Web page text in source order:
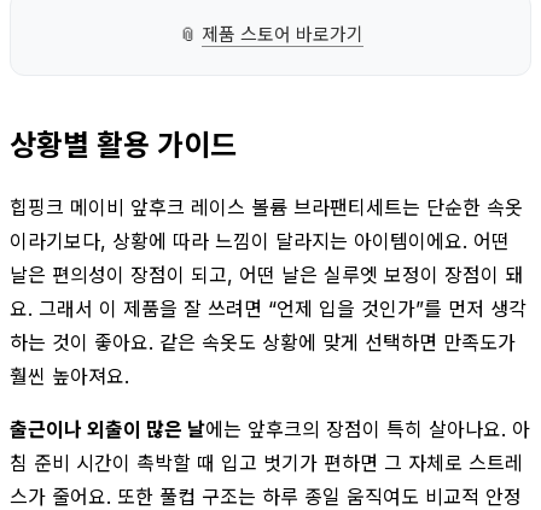
📎 제품 스토어 바로가기
상황별 활용 가이드
힙핑크 메이비 앞후크 레이스 볼륨 브라팬티세트는 단순한 속옷
이라기보다, 상황에 따라 느낌이 달라지는 아이템이에요. 어떤
날은 편의성이 장점이 되고, 어떤 날은 실루엣 보정이 장점이 돼
요. 그래서 이 제품을 잘 쓰려면 “언제 입을 것인가”를 먼저 생각
하는 것이 좋아요. 같은 속옷도 상황에 맞게 선택하면 만족도가
훨씬 높아져요.
출근이나 외출이 많은 날에는 앞후크의 장점이 특히 살아나요. 아
침 준비 시간이 촉박할 때 입고 벗기가 편하면 그 자체로 스트레
스가 줄어요. 또한 풀컵 구조는 하루 종일 움직여도 비교적 안정